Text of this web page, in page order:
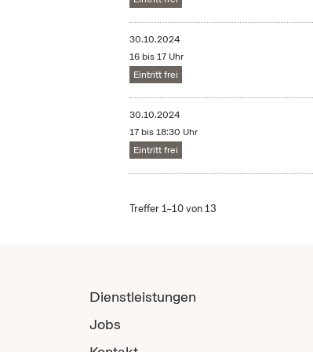
30.10.2024
16 bis 17 Uhr
Eintritt frei
30.10.2024
17 bis 18:30 Uhr
Eintritt frei
Treffer 1–10 von 13
Dienstleistungen
Jobs